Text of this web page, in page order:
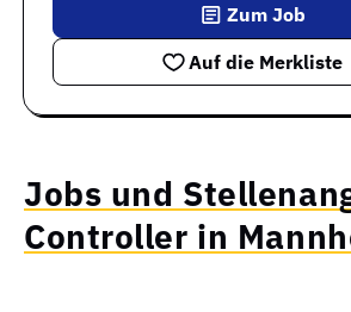
Auf die Merkliste
Zum Job
Jobs und
Controller in